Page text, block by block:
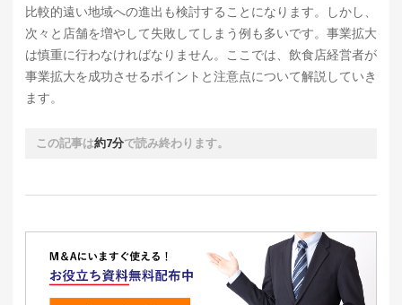
比較的遠い地域への進出も検討することになります。しかし、
次々と店舗を増やして失敗してしまう例も多いです。事業拡大
は慎重に行わなければなりません。ここでは、飲食店経営者が
事業拡大を成功させるポイントと注意点について解説していき
ます。
この記事は約7分で読み終わります。